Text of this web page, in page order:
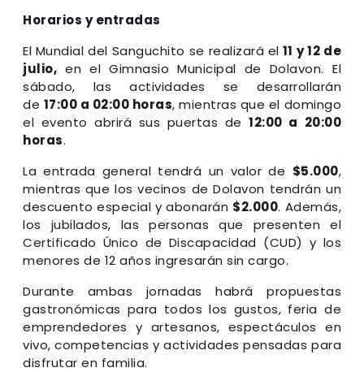
Horarios y entradas
El Mundial del Sanguchito se realizará el 11 y 12 de
julio, en el Gimnasio Municipal de Dolavon. El
sábado, las actividades se desarrollarán
de 17:00 a 02:00 horas, mientras que el domingo
el evento abrirá sus puertas de12:00 a 20:00
horas.
La entrada general tendrá un valor de $5.000,
mientras que los vecinos de Dolavon tendrán un
descuento especial y abonarán $2.000. Además,
los jubilados, las personas que presenten el
Certificado Único de Discapacidad (CUD) y los
menores de 12 años ingresarán sin cargo.
Durante ambas jornadas habrá propuestas
gastronómicas para todos los gustos, feria de
emprendedores y artesanos, espectáculos en
vivo, competencias y actividades pensadas para
disfrutar en familia.